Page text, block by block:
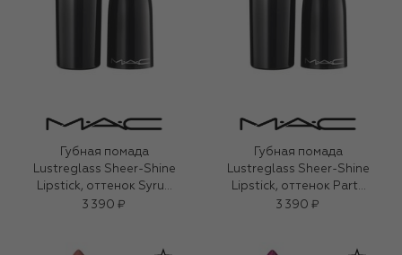
Губная помада
Lustreglass Sheer-Shine
Lipstick, оттенок Syrup
(3,5g)
3 390 ₽
Губная помада
Lustreglass Sheer-Shine
Lipstick, оттенок Party
Trick (3,5g)
3 390 ₽